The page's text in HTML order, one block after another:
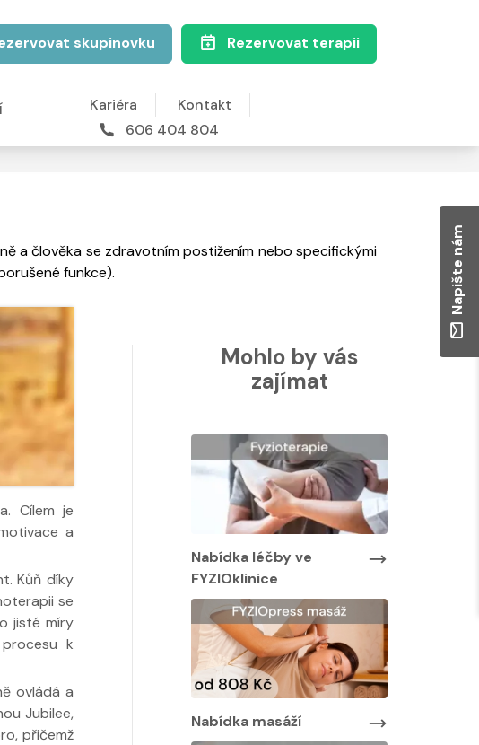
skupinovku Rezervovat terapii
Kariéra
Kontakt
606 404 804
a člověka se zdravotním postižením nebo specifickými
funkce).
Cílem je
a
Kůň díky
se
jisté míry
k
ovládá a
Jubilee,
přičemž
Mohlo by vás
zajímat
Nabídka léčby ve
masáží
Nabídka masáží
Napište nám